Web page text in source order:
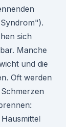
sich
Manche
und die
Oft werden